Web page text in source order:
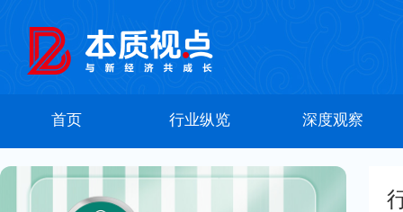
首页 行业纵览 深度观察